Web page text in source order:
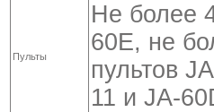
Пульты
Не более
60E, не
пультов
11 и JA-